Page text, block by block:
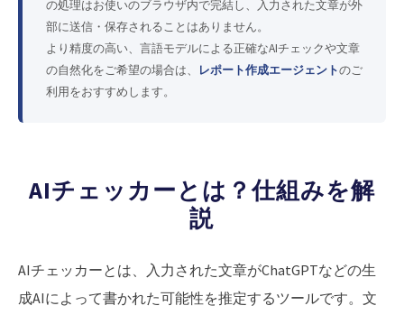
の処理はお使いのブラウザ内で完結し、入力された文章が外
部に送信・保存されることはありません。
より精度の高い、言語モデルによる正確なAIチェックや文章
の自然化をご希望の場合は、
レポート作成エージェントのご
利用をおすすめします。
AIチェッカーとは？仕組みを解
説
AIチェッカーとは、入力された文章がChatGPTなどの生
成AIによって書かれた可能性を推定するツールです。文